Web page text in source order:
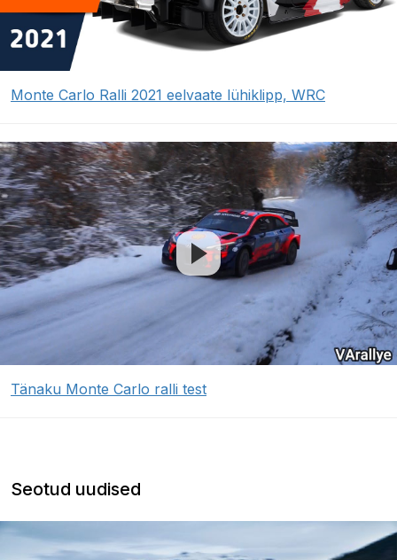
Monte Carlo Ralli 2021 eelvaate lühiklipp, WRC
Tänaku Monte Carlo ralli test
Seotud uudised